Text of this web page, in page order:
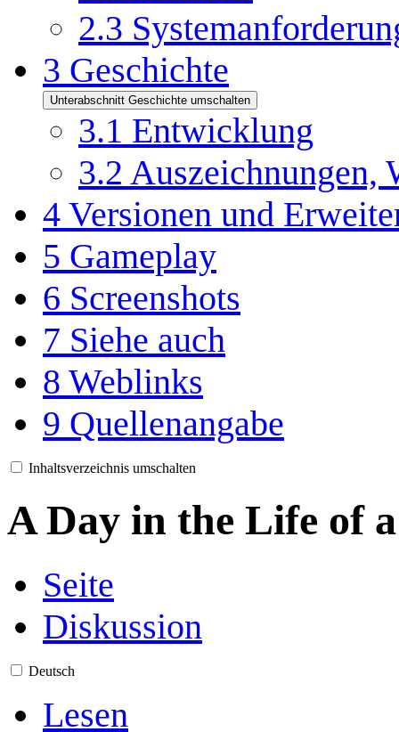
2.3
3 Geschichte
Unterabschnitt Geschichte umschalten
3.1 Entwicklung
3.2 Auszeichnungen,
4 Versionen und
5 Gameplay
6 Screenshots
7 Siehe auch
8 Weblinks
9 Quellenangabe
Inhaltsverzeichnis umschalten
A Day in the Life of
Seite
Diskussion
Deutsch
Lesen